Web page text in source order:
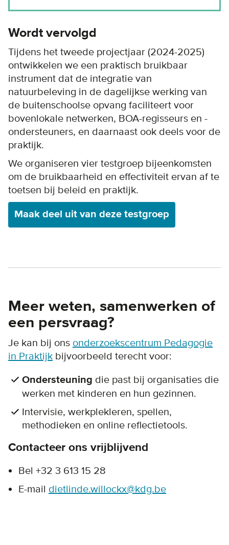
Wordt vervolgd
Tijdens het tweede projectjaar (2024-2025)
ontwikkelen we een praktisch bruikbaar
instrument dat de integratie van
natuurbeleving in de dagelijkse werking van
de buitenschoolse opvang faciliteert voor
bovenlokale netwerken, BOA-regisseurs en -
ondersteuners, en daarnaast ook deels voor de
praktijk.
We organiseren vier testgroep bijeenkomsten
om de bruikbaarheid en effectiviteit ervan af te
toetsen bij beleid en praktijk.
Maak deel uit van deze testgroep
Meer weten, samenwerken of
een persvraag?
Je kan bij ons onderzoekscentrum Pedagogie
in Praktijk bijvoorbeeld terecht voor:
Ondersteuning die past bij organisaties die
werken met kinderen en hun gezinnen.
Intervisie, werkplekleren, spellen,
methodieken en online reflectietools.
Contacteer ons vrijblijvend
Bel +32 3 613 15 28
E-mail dietlinde.willockx@kdg.be